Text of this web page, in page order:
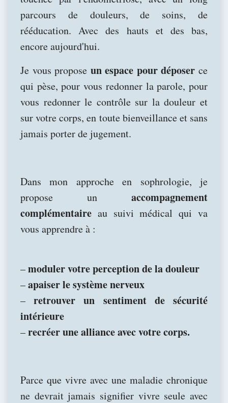
parcours de douleurs, de soins, de
rééducation. Avec des hauts et des bas,
encore aujourd'hui.
Je vous propose un espace pour déposer ce
qui pèse, pour vous redonner la parole, pour
vous redonner le contrôle sur la douleur et
sur votre corps, en toute bienveillance et sans
jamais porter de jugement.
Dans mon approche en sophrologie, je
propose un accompagnement
complémentaire au suivi médical qui va
vous apprendre à :
–moduler votre perception de la douleur
–apaiser le système nerveux
–retrouver un sentiment de sécurité
intérieure
–recréer une alliance avec votre corps.
Parce que vivre avec une maladie chronique
ne devrait jamais signifier vivre seule avec